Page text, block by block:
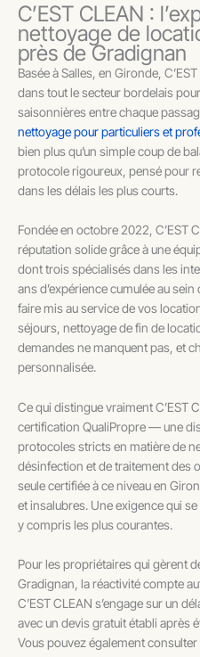
C’EST CLEAN :
nettoyage de
près de Gradignan
Basée à Salles, en Gironde,
dans tout le secteur bordelais
saisonnières entre chaque
nettoyage pour particuliers et
bien plus qu’un simple coup de
protocole rigoureux, pensé pour
dans les délais les plus courts.
Fondée en octobre 2022, C’EST
réputation solide grâce à une
dont trois spécialisés dans les
ans d’expérience cumulée au sein
faire mis au service de vos
séjours, nettoyage de fin de
demandes ne manquent pas, et
personnalisée.
Ce qui distingue vraiment C’EST
certification QualiPropre — une
protocoles stricts en matière de
désinfection et de traitement des
seule certifiée à ce niveau en
et insalubres. Une exigence qui
y compris les plus courantes.
Pour les propriétaires qui gèrent
Gradignan, la réactivité compte
C’EST CLEAN s’engage sur un
avec un devis gratuit établi après
Vous pouvez également